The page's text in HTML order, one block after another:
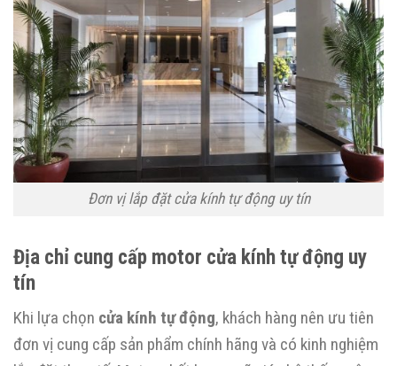
Đơn vị lắp đặt cửa kính tự động uy tín
Địa chỉ cung cấp motor cửa kính tự động uy
tín
Khi lựa chọn cửa kính tự động, khách hàng nên ưu tiên
đơn vị cung cấp sản phẩm chính hãng và có kinh nghiệm